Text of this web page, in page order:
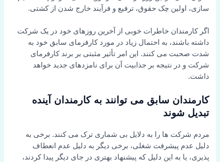
سازی، اولین چک حقوق، ترفیع و فرآیند خارج شدن از کشتی.
اگر کارمندان خاطرات خوبی از آخرین روزهای خود در یک شرکت
داشته باشند، به احتمال زیاد در مورد کارفرمای سابق خود به
شدت صحبت می کنند. این امر تأثیر مثبتی بر برند کارفرمای
شرکت و در نتیجه بر جذابیت آن برای نامزدهای جدید خواهد
داشت.
کارمندان سابق می توانند به کارمندان آینده
تبدیل شوند
مردم شرکت ها را به دلایل بی شماری ترک می کنند. برخی به
دلیل عدم پیشرفت شغلی، برخی دیگر به دلیل عدم انعطاف
پذیری، یا به این دلیل که پیشنهاد بهتری در جای دیگر پیدا کردند،